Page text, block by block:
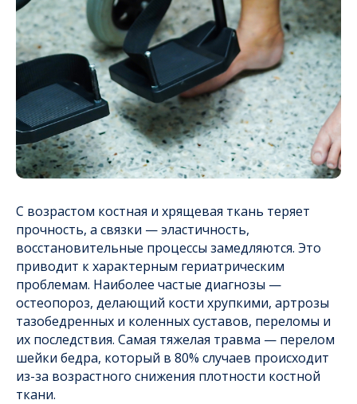
С возрастом костная и хрящевая ткань теряет
прочность, а связки — эластичность,
восстановительные процессы замедляются. Это
приводит к характерным гериатрическим
проблемам. Наиболее частые диагнозы —
остеопороз, делающий кости хрупкими, артрозы
тазобедренных и коленных суставов, переломы и
их последствия. Самая тяжелая травма — перелом
шейки бедра, который в 80% случаев происходит
из-за возрастного снижения плотности костной
ткани.